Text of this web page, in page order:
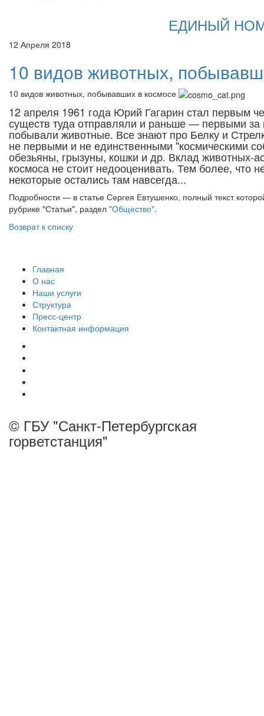
ЕДИНЫЙ
12 Апреля 2018
10 видов животных,
10 видов животных, побывавших в космосе
12 апреля 1961 года Юрий Гагарин стал первым
существ туда отправляли и раньше — первыми
побывали животные. Все знают про Белку и
не первыми и не единственными "космическими
обезьяны, грызуны, кошки и др. Вклад животных-
космоса не стоит недооценивать. Тем более, что
некоторые остались там навсегда...
Подробности — в статье Сергея Евтушенко, полный текст
рубрике "Статьи", раздел "Общество".
Возврат к списку
Главная
О нас
Наши услуги
Структура
Пресс-центр
Контактная информация
© ГБУ "Санкт-Петербургская
горветстанция"